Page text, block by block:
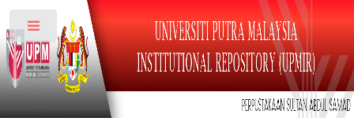
Toggle